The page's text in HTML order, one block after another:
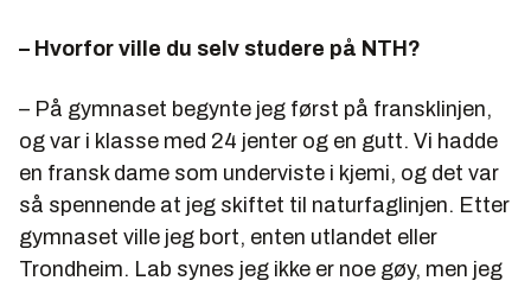
– Hvorfor ville du selv studere på NTH?
– På gymnaset begynte jeg først på fransklinjen,
og var i klasse med 24 jenter og en gutt. Vi hadde
en fransk dame som underviste i kjemi, og det var
så spennende at jeg skiftet til naturfaglinjen. Etter
gymnaset ville jeg bort, enten utlandet eller
Trondheim. Lab synes jeg ikke er noe gøy, men jeg